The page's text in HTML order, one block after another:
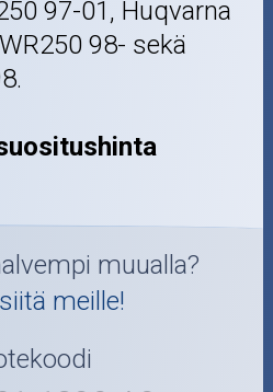
97-01, Huqvarna
98- sekä
muualla?
meille!